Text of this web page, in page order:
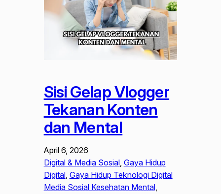
Sisi Gelap Vlogger
Tekanan Konten
dan Mental
April 6, 2026
Digital & Media Sosial, Gaya Hidup
Digital, Gaya Hidup Teknologi Digital
Media Sosial Kesehatan Mental